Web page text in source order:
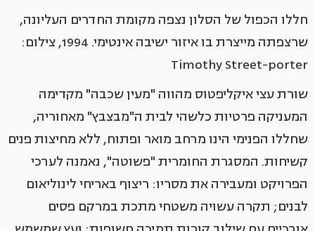
חללו הכפול של הסלון נצפה מקומת החדרים העליונה,
שרצפתה מייצרת בו איזור ישיבה אינטימי. 1994, צילום:
Timothy Street-porter
שורת עצי איקליפטוס מהווה "מעין שכבה" מקדימה
המעניקה פרטיות כלשהי לבית ה"מבצבץ" מאחוריה,
שחללו הפנימי הינו מרחב מואר ופתוח, ללא מחיצות פנים
קשיחות. המסגרת החומרית "פשוטה", נאמנה לערכי
הפרויקט ומעבירה את מסריו: ריצוף באריחי לינוליאום
לבנים; תקרה עשויה משטחי מתכת במרקם פסים